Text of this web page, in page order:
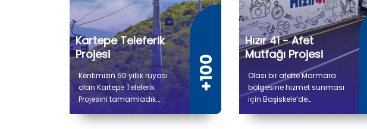
Kartepe Teleferik
Projesi
Kentimizin 50 yıllık rüyası
olan Kartepe Teleferik
Projesini tamamladık.
736 metre uzunluğunda
Hızır 41 - Afet
Mutfağı Projesi
Olası bir afette Marmara
bölgesine hizmet sunması
için Başiskele’de
Afet Mutfağı'nda (Gıda